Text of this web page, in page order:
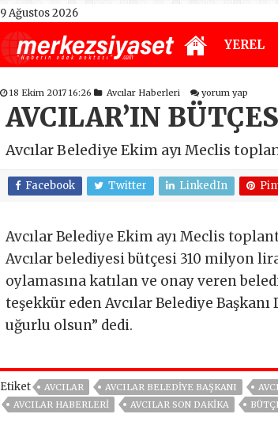
9 Ağustos 2026
YEREL
18 Ekim 2017 16:26 Avcılar Haberleri yorum yap
AVCILAR’IN
Avcılar Belediye Ekim ayı Meclis
Facebook Twitter LinkedIn
Avcılar Belediye Ekim ayı Meclis
Avcılar belediyesi bütçesi 310 milyon
oylamasına katılan ve onay veren
teşekkür eden Avcılar Belediye Başkanı
uğurlu olsun” dedi.
Etiket AVCILAR AVCILAR BELEDIYE BAŞKANI
AVCILAR HABERLERI
AVCILAR SON DAKIKA